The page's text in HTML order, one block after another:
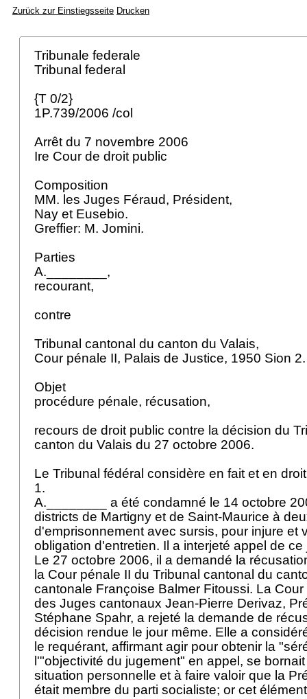
Zurück zur Einstiegsseite Drucken
Tribunale federale
Tribunal federal
{T 0/2}
1P.739/2006 /col
Arrêt du 7 novembre 2006
Ire Cour de droit public
Composition
MM. les Juges Féraud, Président,
Nay et Eusebio.
Greffier: M. Jomini.
Parties
A.________,
recourant,
contre
Tribunal cantonal du canton du Valais,
Cour pénale II, Palais de Justice, 1950 Sion
Objet
procédure pénale, récusation,
recours de droit public contre la décision du
canton du Valais du 27 octobre 2006.
Le Tribunal fédéral considère en fait et en
1.
A.________ a été condamné le 14 octobre
districts de Martigny et de Saint-Maurice à
d'emprisonnement avec sursis, pour injure et
obligation d'entretien. Il a interjeté appel de
Le 27 octobre 2006, il a demandé la
la Cour pénale II du Tribunal cantonal du
cantonale Françoise Balmer Fitoussi. La
des Juges cantonaux Jean-Pierre Derivaz,
Stéphane Spahr, a rejeté la demande de
décision rendue le jour même. Elle a
le requérant, affirmant agir pour obtenir la
l'"objectivité du jugement" en appel, se
situation personnelle et à faire valoir que la
était membre du parti socialiste; or cet